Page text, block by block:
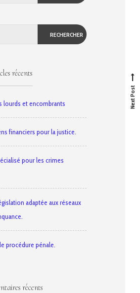
Next Post
Rechercher :
récents
lourds et encombrants
financiers pour la justice.
pour les crimes
adaptée aux réseaux
procédure pénale.
récents